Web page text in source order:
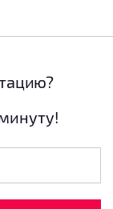
не указана
все этажи